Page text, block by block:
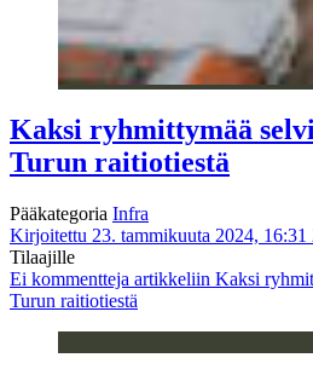
Kaksi ryhmittymää
Turun raitiotiestä
Pääkategoria Infra
Kirjoitettu 23. tammikuuta 2024, 16:31
Tilaajille
Ei kommentteja artikkeliin Kaksi
Turun raitiotiestä